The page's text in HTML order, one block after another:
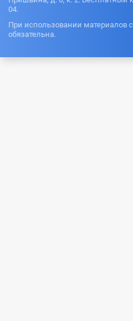
04.
При использовании материалов
обязательна.